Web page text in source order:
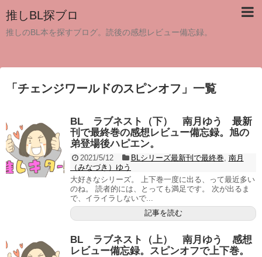
推しBL探ブロ
推しのBL本を探すブログ。読後の感想レビュー備忘録。
「 チェンジワールドのスピンオフ 」 一覧
BL ラブネスト（下） 南月ゆう 最新
刊で最終巻の感想レビュー備忘録。旭の
弟登場後ハピエン。
2021/5/12 BLシリーズ最新刊で最終巻, 南月
（みなづき）ゆう
大好きなシリーズ。 上下巻一度に出る、って最近多い
のね。 読者的には、とっても満足です。 次が出るま
で、イライラしないで...
記事を読む
BL ラブネスト（上） 南月ゆう 感想
レビュー備忘録。スピンオフで上下巻。